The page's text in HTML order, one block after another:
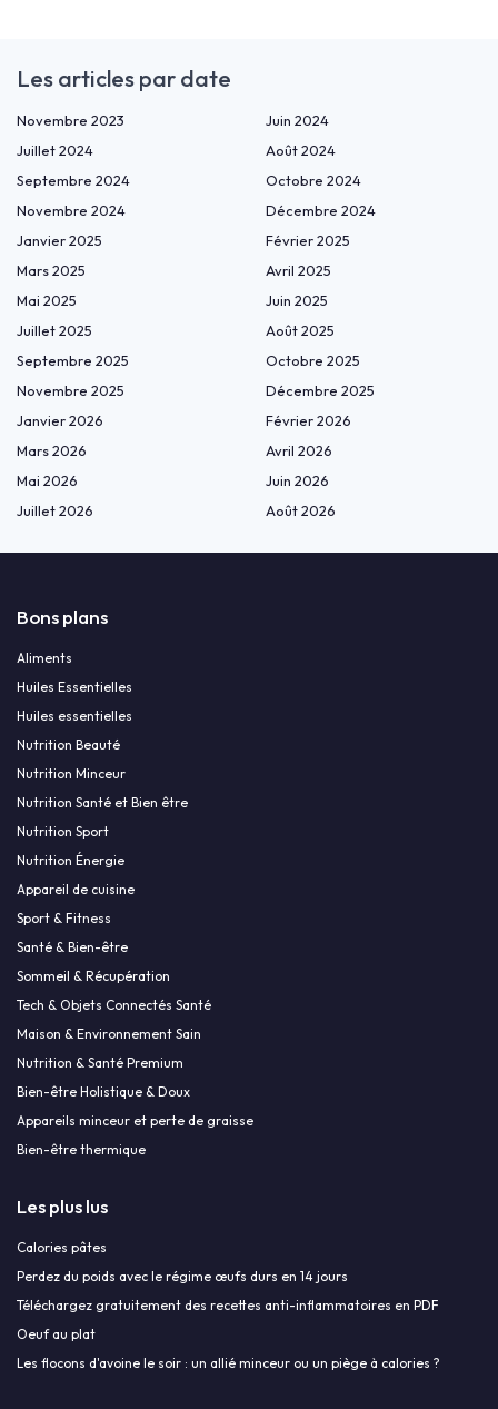
Les articles par date
Novembre 2023
Juin 2024
Juillet 2024
Août 2024
Septembre 2024
Octobre 2024
Novembre 2024
Décembre 2024
Janvier 2025
Février 2025
Mars 2025
Avril 2025
Mai 2025
Juin 2025
Juillet 2025
Août 2025
Septembre 2025
Octobre 2025
Novembre 2025
Décembre 2025
Janvier 2026
Février 2026
Mars 2026
Avril 2026
Mai 2026
Juin 2026
Juillet 2026
Août 2026
Bons plans
Aliments
Huiles Essentielles
Huiles essentielles
Nutrition Beauté
Nutrition Minceur
Nutrition Santé et Bien être
Nutrition Sport
Nutrition Énergie
Appareil de cuisine
Sport & Fitness
Santé & Bien-être
Sommeil & Récupération
Tech & Objets Connectés Santé
Maison & Environnement Sain
Nutrition & Santé Premium
Bien-être Holistique & Doux
Appareils minceur et perte de graisse
Bien-être thermique
Les plus lus
Calories pâtes
Perdez du poids avec le régime œufs durs en 14 jours
Téléchargez gratuitement des recettes anti-inflammatoires en PDF
Oeuf au plat
Les flocons d'avoine le soir : un allié minceur ou un piège à calories ?